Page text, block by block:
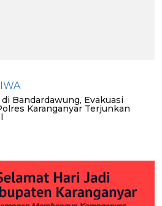
Bandardawung, Evakuasi
Karanganyar Terjunkan